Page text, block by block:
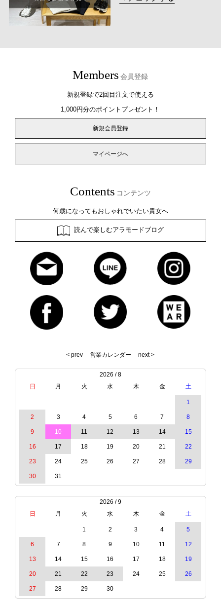
Members 会員登録
新規登録で2回目注文で使える
1,000円分のポイントプレゼント！
新規会員登録
マイページへ
Contents コンテンツ
何歳になってもおしゃれでいたい貴女へ
読んで楽しむアラモードブログ
< prev 営業カレンダー next >
2026 / 8
日
月 火 水 木 金 土
1
2 3 4 5 6 7 8
9 10 11 12 13 14 15
16 17 18 19 20 21 22
23 24 25 26 27 28 29
30 31
2026 / 9
日
月 火 水 木 金 土
1 2 3 4 5
6 7 8 9 10 11 12
13 14 15 16 17 18 19
20 21 22 23 24 25 26
27 28 29 30